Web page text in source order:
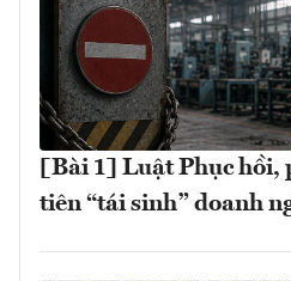
[Bài 1] Luật Phục
tiên “tái sinh” doanh